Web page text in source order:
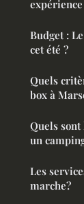
Budget :
cet été ?
Quels
box à
Quels
un
Les
marche?